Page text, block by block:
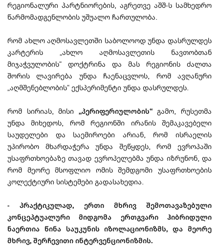
რეგიონალური პარტნიორების, აგრეთვე აშშ-ს სამხედრო
წარმომადგენლობის უშუალო ჩართულობა.
რომ ახლო აღმოსავლეთში საბოლოოდ უნდა დასრულდეს
კარტერის „ახლო აღმოსავლეთის ნავთობთან
მიჯაჭვულობის“ დოქტრინა და მას რეგიონის ძალთა
შორის ლავირება უნდა ჩაენაცვლოს, რომ ავღანური
„აღმშენებლობის“ ექსპერიმენტი უნდა დასრულდეს.
რომ სირიას, მისი „პერიფერიულობის“გამო, რუსეთმა
უნდა მიხედოს, რომ რეგიონში ირანის შემაკავებელი
საუდელები და საემიროები არიან, რომ ისრაელის
უპირობო მხარდაჭერა უნდა შეწყდეს, რომ ევროპაში
უსაფრთხოებაზე თავად ევროპელებმა უნდა იზრუნონ, და
რომ მეორე მსოფლიო ომის შემდგომი უსაფრთხოების
კოლექტიური სისტემები გადასახედია.
- პრაქტიკულად, ერთი მხრივ შემოთავაზებული
კონცეპტუალური მიდგომა ერთგვარი ჰიბრიდული
ნაერთია წინა საუკუნის იზოლაციონიზმს, და მეორე
მხრივ, შერჩევითი ინტერვენციონიზმის.